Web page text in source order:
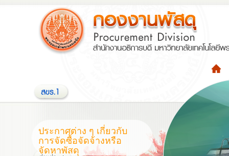
ประกาศต่าง ๆ เกี่ยวกับ
การจัดซื้อจัดจ้างหรือ
จัดหาพัสดุ